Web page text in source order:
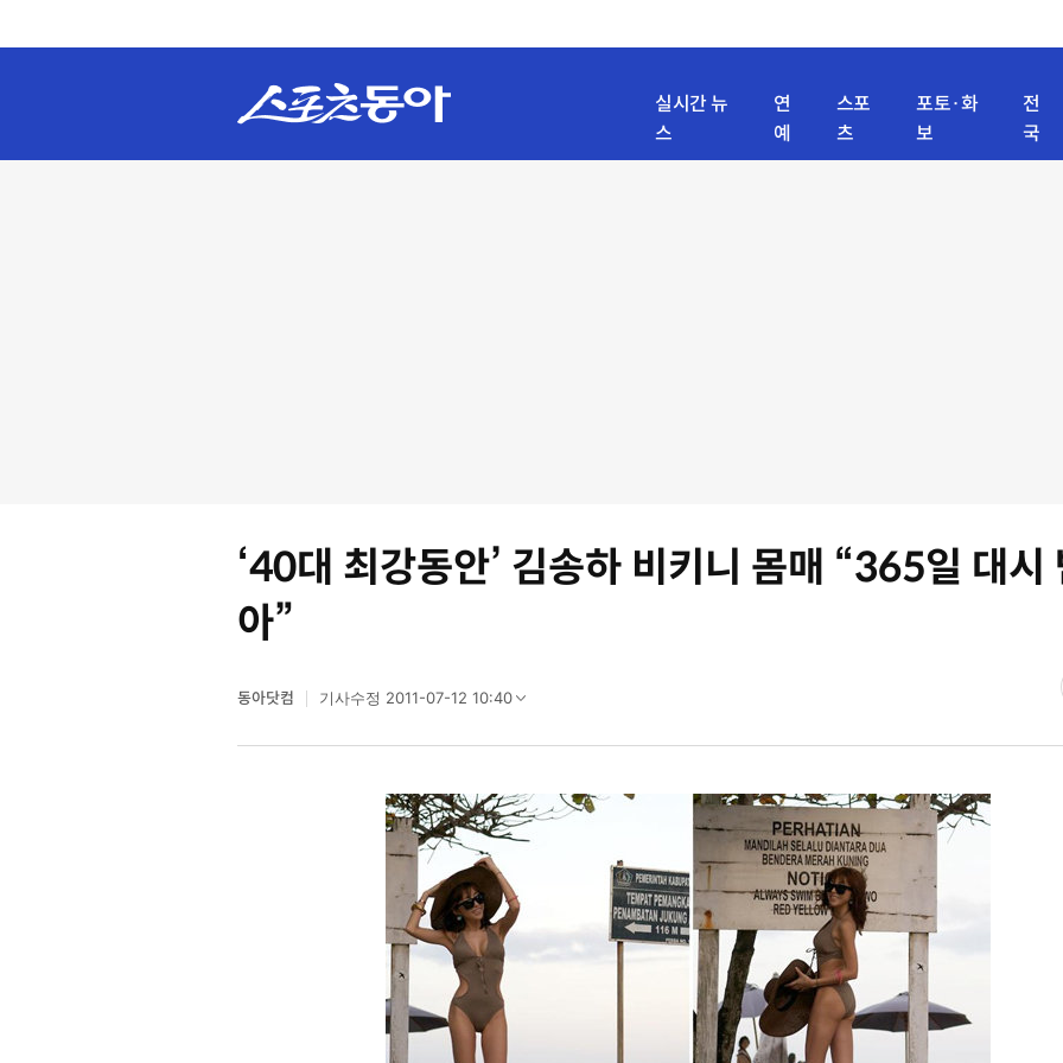
실시간 뉴
스
연
예
스포
츠
포토·화
보
전
국
‘40대 최강동안’ 김송하 비키니 몸매 “365일 대시
아”
동아닷컴 기사수정 2011-07-12 10:40